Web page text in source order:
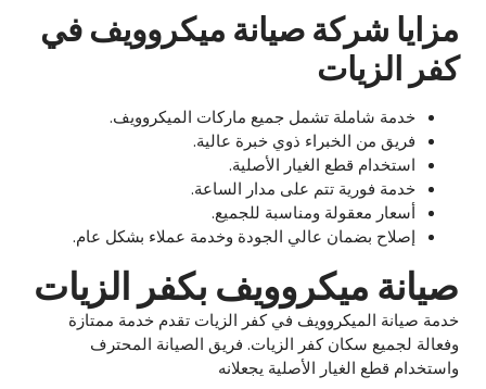
مزايا شركة صيانة ميكروويف في
كفر الزيات
خدمة شاملة تشمل جميع ماركات الميكروويف.
فريق من الخبراء ذوي خبرة عالية.
استخدام قطع الغيار الأصلية.
خدمة فورية تتم على مدار الساعة.
أسعار معقولة ومناسبة للجميع.
إصلاح بضمان عالي الجودة وخدمة عملاء بشكل عام.
صيانة ميكروويف بكفر الزيات
خدمة صيانة الميكروويف في كفر الزيات تقدم خدمة ممتازة
وفعالة لجميع سكان كفر الزيات. فريق الصيانة المحترف
واستخدام قطع الغيار الأصلية يجعلانه